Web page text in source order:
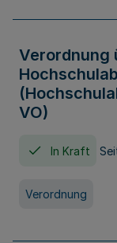
Verordnung
VO)
In Kraft
Verordnung